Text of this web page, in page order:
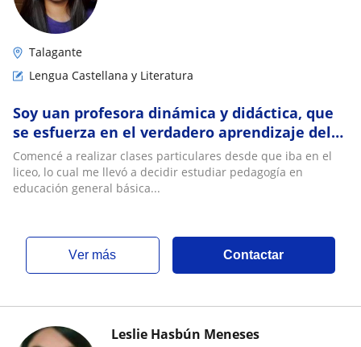
Talagante
Lengua Castellana y Literatura
Soy uan profesora dinámica y didáctica, que
se esfuerza en el verdadero aprendizaje del
estudiante
Comencé a realizar clases particulares desde que iba en el
liceo, lo cual me llevó a decidir estudiar pedagogía en
educación general básica...
ver más Contactar
Leslie Hasbún Meneses